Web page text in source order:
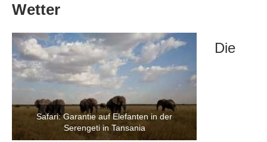
Wetter
Safari: Garantie auf Elefanten in der
Serengeti in Tansania
Die